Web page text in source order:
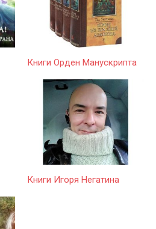
Книги Орден Манускрипта
Книги Игоря Негатина